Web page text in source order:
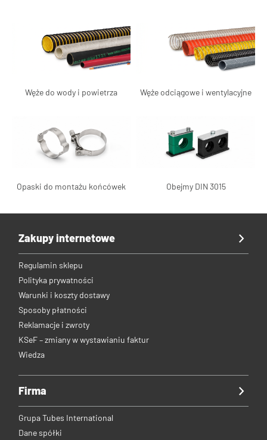
Węże do wody i powietrza Węże odciągowe i wentylacyjne
Opaski do montażu końcówek Obejmy DIN 3015
Zakupy internetowe
Regulamin sklepu
Polityka prywatności
Warunki i koszty dostawy
Sposoby płatności
Reklamacje i zwroty
KSeF – zmiany w wystawianiu faktur
Wiedza
Firma
Grupa Tubes International
Dane spółki